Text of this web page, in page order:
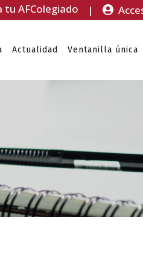
tu AFColegiado |
Actualidad Ventanilla única